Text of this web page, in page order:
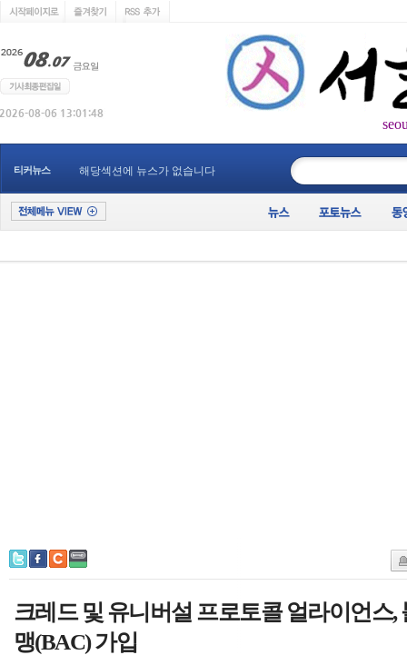
티커뉴스 해당섹션에 뉴스가 없습니다
크레드 및 유니버설 프로토콜 얼라이언스,
맹(BAC) 가입